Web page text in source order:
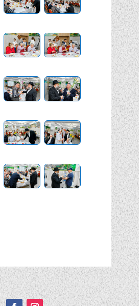
Подписывайтесь!